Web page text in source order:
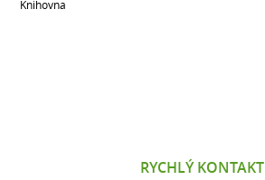
Knihovna
RYCHLÝ KONTAKT